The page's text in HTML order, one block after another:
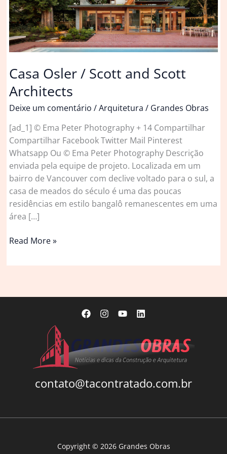
Casa Osler / Scott and Scott
Architects
Deixe um comentário /Arquitetura / Grandes Obras
[ad_1] © Ema Peter Photography + 14 Compartilhar
Compartilhar Facebook Twitter Mail Pinterest
Whatsapp Ou © Ema Peter Photography Descrição
enviada pela equipe de projeto. Localizada em um
bairro de Vancouver com declive voltado para o sul, a
casa de meados do século é uma das poucas
residências em estilo bangalô remanescentes em uma
área […]
Casa
/
Read More »
contato@tacontratado.com.br
Copyright © 2026 Grandes Obras